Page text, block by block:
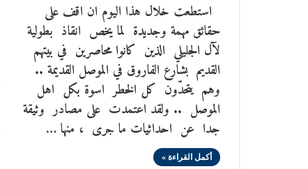
استطعت خلال هذا اليوم ان اقف على
حقائق مهمة وجديدة لما يخص انقاذ بطولية
لآل الجليلي الذين كانوا محاصرين في بيتهم
القديم بشارع الفاروق في الموصل القديمة ..
وهم يتحدّون كل الخطر اسوة بكل اهل
الموصل .. ولقد اعتمدت على مصادر وثيقة
جدا عن احداثيات ما جرى ، منها …
أكمل القراءة »